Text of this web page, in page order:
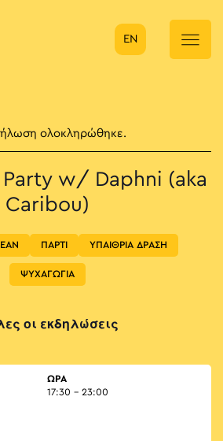
πλοήγηση
EN
ολοκληρώθηκε.
Party w/ Daphni (aka
Caribou)
ΠΑΡΤΙ ΥΠΑΙΘΡΙΑ ΔΡΑΣΗ
ΨΥΧΑΓΩΓΙΑ
οι εκδηλώσεις
ΏΡΑ
17:30 - 23:00